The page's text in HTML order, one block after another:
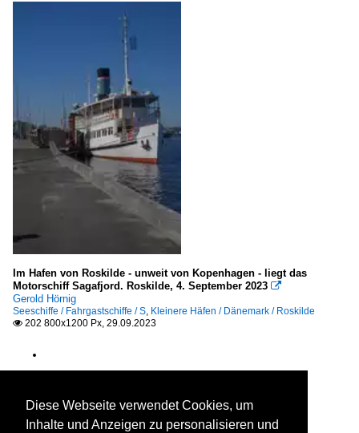
Im Hafen von Roskilde - unweit von Kopenhagen - liegt das
Motorschiff Sagafjord. Roskilde, 4. September 2023 
Gerold Hörnig
Seeschiffe / Fahrgastschiffe / S Kleinere Häfen / Dänemark / Roskilde
 202 800x1200 Px, 29.09.2023
Diese Webseite verwendet Cookies, um
Inhalte und Anzeigen zu personalisieren und